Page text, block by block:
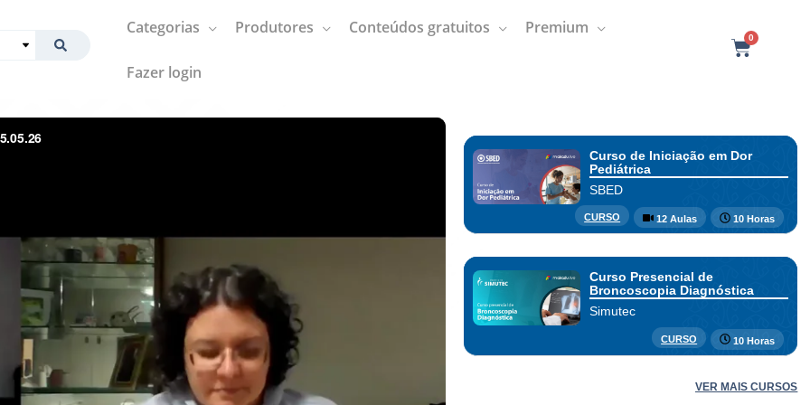
Categorias Produtores Conteúdos gratuitos Premium
Fazer login
0C
Curso de Iniciação em Dor
Pediátrica
SBED
CURSO 12 Aulas 10 Horas
Curso Presencial de
Broncoscopia Diagnóstica
Simutec
CURSO 10 Horas
VER MAIS CURSOS